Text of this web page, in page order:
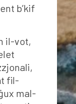
b’kif
il-vot,
fil-
mal-